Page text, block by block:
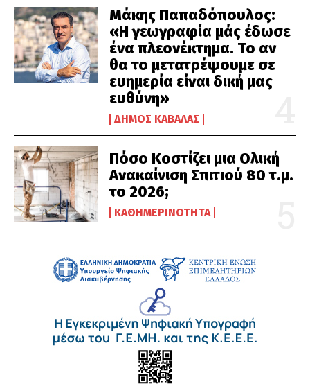
Μάκης Παπαδόπουλος:
«Η γεωγραφία μάς έδωσε
ένα πλεονέκτημα. Το αν
θα το μετατρέψουμε σε
ευημερία είναι δική μας
ευθύνη»
ΔΉΜΟΣ ΚΑΒΆΛΑΣ
Πόσο Κοστίζει μια Ολική
Ανακαίνιση Σπιτιού 80 τ.μ.
το 2026;
ΚΑΘΗΜΕΡΙΝΌΤΗΤΑ